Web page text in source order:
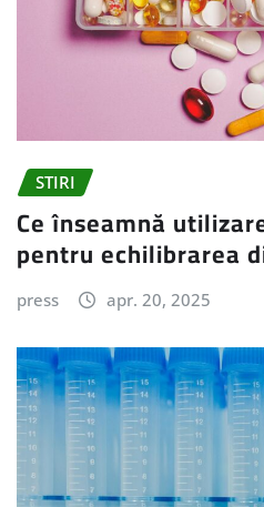
STIRI
Ce înseamnă
pentru echilibrarea
press apr. 20, 2025